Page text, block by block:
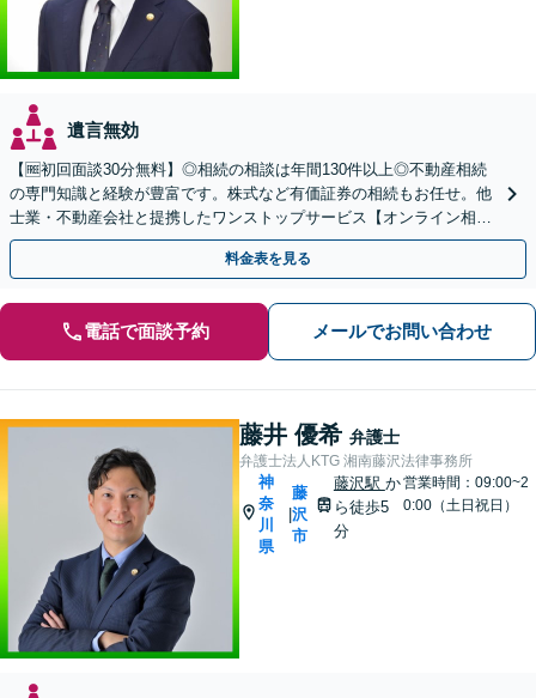
遺言無効
【🆓初回面談30分無料】◎相続の相談は年間130件以上◎不動産相続
の専門知識と経験が豊富です。株式など有価証券の相続もお任せ。他
士業・不動産会社と提携したワンストップサービス【オンライン相談
｜カード・分割払い可】
料金表を見る
電話で面談予約 メールでお問い合わせ
藤井 優希 弁護士
弁護士法人KTG 湘南藤沢法律事務所
神
奈
川
県
|
藤
沢
市
藤沢駅 か
ら徒歩5
分
営業時間：09:00~2
0:00（土日祝日）